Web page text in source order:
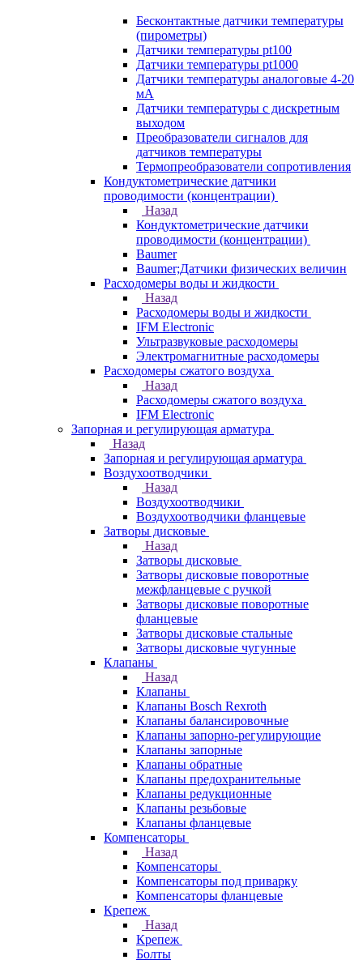
Бесконтактные датчики температуры
(пирометры)
Датчики температуры pt100
Датчики температуры pt1000
Датчики температуры аналоговые 4-20
мА
Датчики температуры с дискретным
выходом
Преобразователи сигналов для
датчиков температуры
Термопреобразователи сопротивления
Кондуктометрические датчики
проводимости (концентрации)
Назад
Кондуктометрические датчики
проводимости (концентрации)
Baumer
Baumer;Датчики физических величин
Расходомеры воды и жидкости
Назад
Расходомеры воды и жидкости
IFM Electronic
Ультразвуковые расходомеры
Электромагнитные расходомеры
Расходомеры сжатого воздуха
Назад
Расходомеры сжатого воздуха
IFM Electronic
Запорная и регулирующая арматура
Назад
Запорная и регулирующая арматура
Воздухоотводчики
Назад
Воздухоотводчики
Воздухоотводчики фланцевые
Затворы дисковые
Назад
Затворы дисковые
Затворы дисковые поворотные
межфланцевые с ручкой
Затворы дисковые поворотные
фланцевые
Затворы дисковые стальные
Затворы дисковые чугунные
Клапаны
Назад
Клапаны
Клапаны Bosch Rexroth
Клапаны балансировочные
Клапаны запорно-регулирующие
Клапаны запорные
Клапаны обратные
Клапаны предохранительные
Клапаны редукционные
Клапаны резьбовые
Клапаны фланцевые
Компенсаторы
Назад
Компенсаторы
Компенсаторы под приварку
Компенсаторы фланцевые
Крепеж
Назад
Крепеж
Болты